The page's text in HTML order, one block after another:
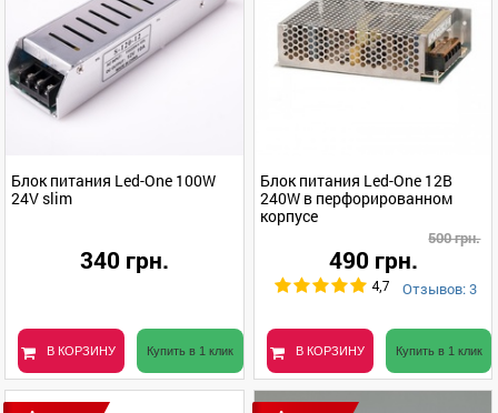
Блок питания Led-One 100W
24V slim
340 грн.
В КОРЗИНУ Купить в 1 клик
Блок питания Led-One 12В
240W в перфорированном
корпусе
500 грн.
490 грн.
4,7 Отзывов: 3
В КОРЗИНУ Купить в 1 клик